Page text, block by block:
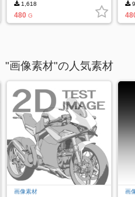
1,618
480 G
"画像素材"の人気素材
画像素材 画